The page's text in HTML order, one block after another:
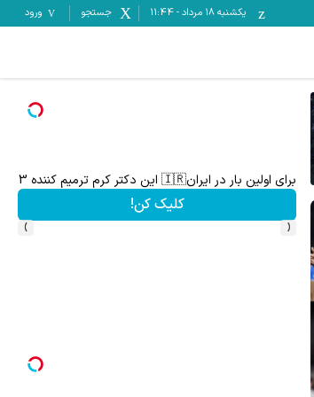
یکشنبه ۱۸ مرداد -
11:44 جستجو ورود
برای اولین بار در ایران🇮🇷 این دکتر کرم ترمیم کننده 23 روزه ساخت!
کلیک کن!
‹
›